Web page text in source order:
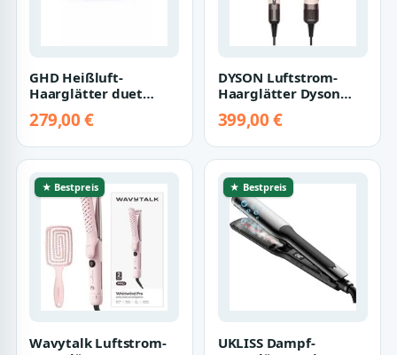
GHD Heißluft-
Haarglätter duet
style™ Elemental Blue
279,00 €
DYSON Luftstrom-
Haarglätter Dyson
Airstrait™ Ceramic
Pink/Roségold
399,00 €
★ Bestpreis
Wavytalk Luftstrom-
★ Bestpreis
UKLISS Dampf-